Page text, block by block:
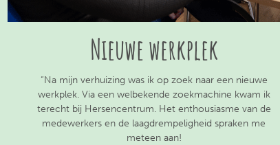
Nieuwe werkplek
“Na mijn verhuizing was ik op zoek naar een nieuwe
werkplek. Via een welbekende zoekmachine kwam ik
terecht bij Hersencentrum. Het enthousiasme van de
medewerkers en de laagdrempeligheid spraken me
meteen aan!